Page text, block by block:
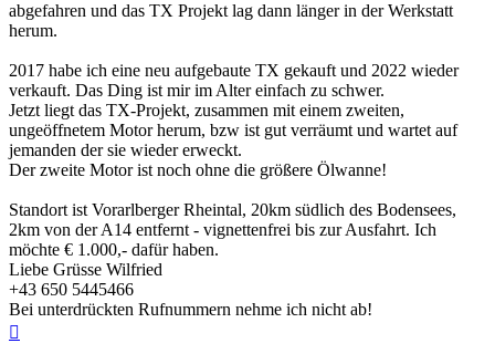
abgefahren und das TX Projekt lag dann länger in der Werkstatt
herum.
2017 habe ich eine neu aufgebaute TX gekauft und 2022 wieder
verkauft. Das Ding ist mir im Alter einfach zu schwer.
Jetzt liegt das TX-Projekt, zusammen mit einem zweiten,
ungeöffnetem Motor herum, bzw ist gut verräumt und wartet auf
jemanden der sie wieder erweckt.
Der zweite Motor ist noch ohne die größere Ölwanne!
Standort ist Vorarlberger Rheintal, 20km südlich des Bodensees,
2km von der A14 entfernt - vignettenfrei bis zur Ausfahrt. Ich
möchte € 1.000,- dafür haben.
Liebe Grüsse Wilfried
+43 650 5445466
Bei unterdrückten Rufnummern nehme ich nicht ab!